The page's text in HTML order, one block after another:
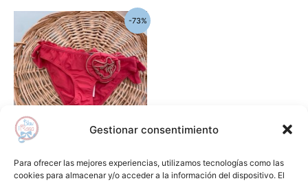
Gestionar consentimiento
Para ofrecer las mejores experiencias, utilizamos tecnologías como las
cookies para almacenar y/o acceder a la información del dispositivo. El
-73%
Culetin Luxuri La Martinica
El
precio
original
era:
36,50€.
El
precio
actual
es:
10,00€.
Este
producto
tiene
múltiples
variantes.
Las
elegir